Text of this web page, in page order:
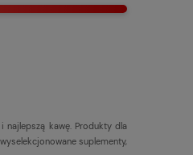
najlepszą kawę. Produkty dla
suplementy,